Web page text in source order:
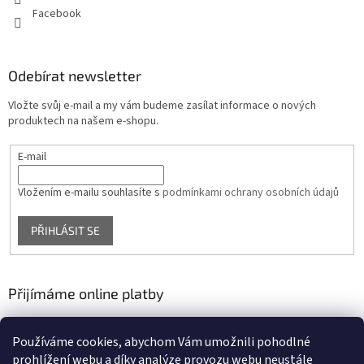
Používáme cookies, abychom Vám umožnili pohodlné
prohlížení webu a díky analýze provozu webu neustále
Facebook
Odebírat newsletter
Vložte svůj e-mail a my vám budeme zasílat informace o nových
produktech na našem e-shopu.
E-mail
Vložením e-mailu souhlasíte s podmínkami ochrany osobních údajů
PŘIHLÁSIT SE
Přijímáme online platby